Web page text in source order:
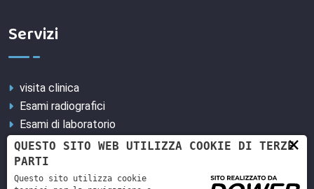
Servizi
visita clinica
Esami radiografici
Esami di laboratorio
Chirurgia dei tessuti molli e duri
Esame ecografico
esame endoscopico
×
QUESTO SITO WEB UTILIZZA COOKIE DI TERZE
PARTI
Questo sito utilizza cookie